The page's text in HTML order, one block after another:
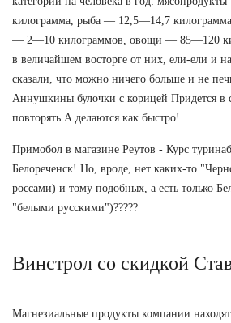
килограмма, рыба — 12,5—14,7
— 2—10 килограммов, овощи — 85—120
в величайшем восторге от них, ели-ели и
сказали, что можно ничего больше и не
Аннушкины булочки с корицей Придется в
повторять А делаются как быстро!
Примобол в магазине Реутов - Курс
Белореченск! Но, вроде, нет каких-то
россами) и тому подобных, а есть только
"белыми русскими")?????
Винстрол со скидкой
Магнезиальные продукты компании